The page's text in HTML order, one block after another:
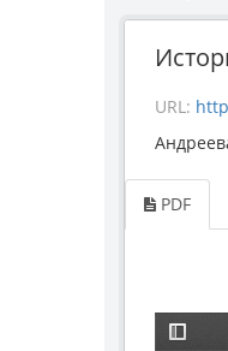
URL:
PDF